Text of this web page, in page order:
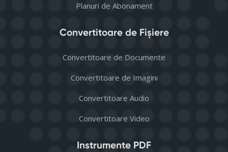
Planuri de Abonament
Convertitoare de Fișiere
Convertitoare de Documente
Convertitoare de Imagini
Convertitoare Audio
Convertitoare Video
Instrumente PDF